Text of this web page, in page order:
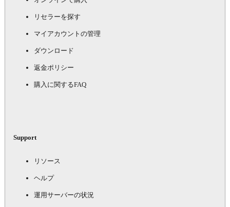
リセラーを探す
マイアカウントの管理
ダウンロード
返金ポリシー
購入に関するFAQ
Support
リソース
ヘルプ
運用サーバーの状況